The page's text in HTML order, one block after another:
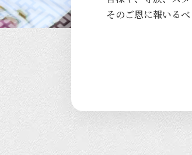
そのご恩に報いるべ